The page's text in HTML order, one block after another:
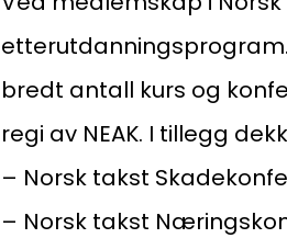
bredt antall kurs og
regi av NEAK. I tillegg
– Norsk takst
– Norsk takst